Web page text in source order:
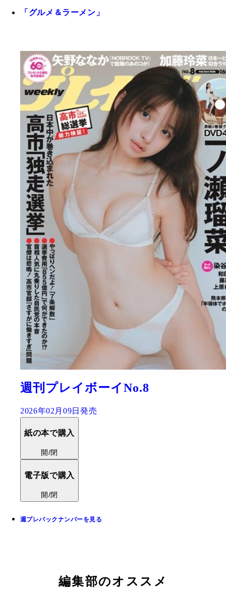
「グルメ＆ラーメン」
週刊プレイボーイNo.8
2026年02月09日発売
紙の本で購入
開/閉
電子版で購入
開/閉
週プレバックナンバーを見る
編集部のオススメ